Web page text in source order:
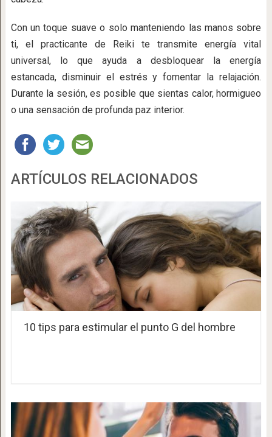
Con un toque suave o solo manteniendo las manos sobre
ti, el practicante de Reiki te transmite energía vital
universal, lo que ayuda a desbloquear la energía
estancada, disminuir el estrés y fomentar la relajación.
Durante la sesión, es posible que sientas calor, hormigueo
o una sensación de profunda paz interior.
ARTÍCULOS RELACIONADOS
10 tips para estimular el punto G del hombre